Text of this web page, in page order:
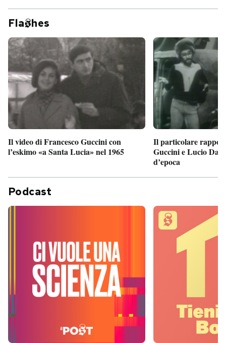
Entra
Fla hes
Il video di Francesco Guccini con
l’eskimo «a Santa Lucia» nel 1965
Il particolare
Guccini e Lucio
d’epoca
Podcast